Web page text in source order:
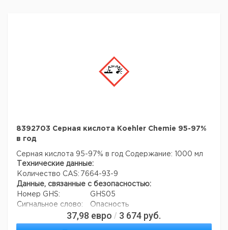
8392703 Серная кислота Koehler Chemie 95-97%
в год
Серная кислота 95-97% в год Содержание: 1000 мл
Технические данные:
Количество CAS: 7664-93-9
Данные, связанные с безопасностью:
Номер GHS:
GHS05
Сигнальное слово:
Опасность
Формулировки
опасности:
H290, H316
37,98 евро / 3 674 руб.